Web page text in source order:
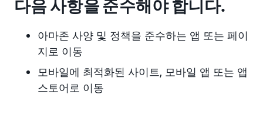
다음 사항을 준수해야 합니다.
아마존 사양 및 정책을 준수하는 앱 또는 페이
지로 이동
모바일에 최적화된 사이트, 모바일 앱 또는 앱
스토어로 이동